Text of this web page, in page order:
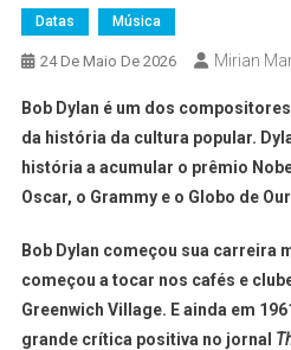
Datas Música
24 De Maio De 2026 Mirian
Bob Dylan é um dos
da história da cultura popular.
história a acumular o prêmio
Oscar, o Grammy e o Globo de
Bob Dylan começou sua carreira
começou a tocar nos cafés e
Greenwich Village. E ainda em
grande crítica positiva no jornal